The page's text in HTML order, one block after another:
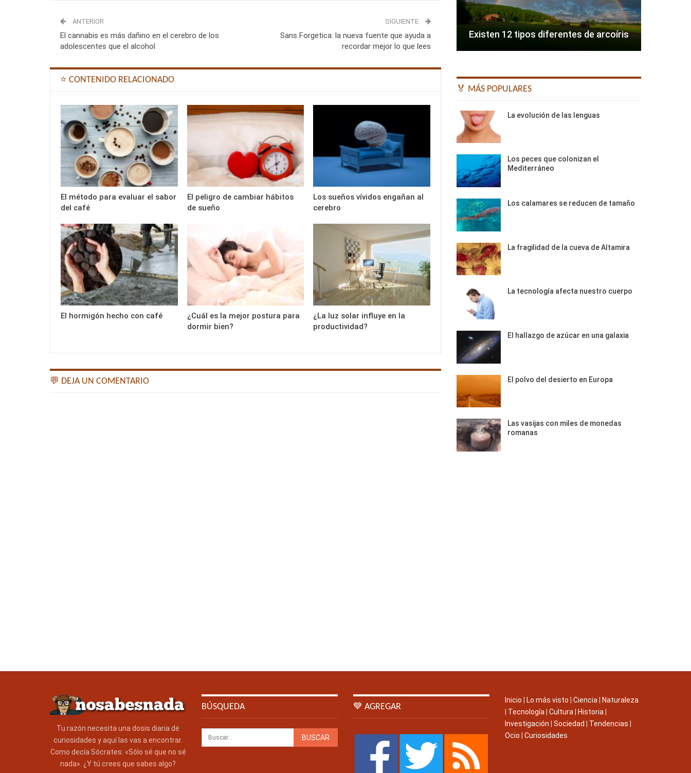
ANTERIOR
El cannabis es más dañino en el cerebro de los
adolescentes que el alcohol
SIGUIENTE
Sans Forgetica: la nueva fuente que ayuda a
recordar mejor lo que lees
⭐ CONTENIDO RELACIONADO
El método para evaluar el sabor
del café
El peligro de cambiar hábitos
de sueño
Los sueños vívidos engañan al
cerebro
El hormigón hecho con café
¿Cuál es la mejor postura para
dormir bien?
¿La luz solar influye en la
productividad?
💬 DEJA UN COMENTARIO
Existen 12 tipos diferentes de arcoíris
🏅 MÁS POPULARES
La evolución de las lenguas
Los peces que colonizan el
Mediterráneo
Los calamares se reducen de tamaño
La fragilidad de la cueva de Altamira
La tecnología afecta nuestro cuerpo
El hallazgo de azúcar en una galaxia
El polvo del desierto en Europa
Las vasijas con miles de monedas
romanas
Tu razón necesita una dosis diaria de
curiosidades y aquí las vas a encontrar.
Como decía Sócrates: «Sólo sé que no sé
nada». ¿Y tú crees que sabes algo?
BÚSQUEDA 💙 AGREGAR
Inicio Lo más visto Ciencia
Naturaleza
Tecnología Cultura Historia
Investigación
Sociedad Tendencias
Ocio
Curiosidades